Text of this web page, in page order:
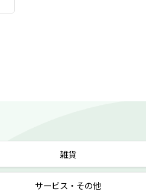
雑貨
サービス・その他